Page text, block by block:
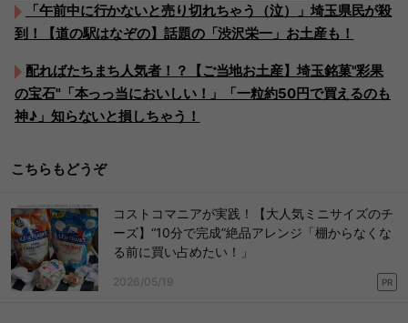
「午前中に行かないと売り切れちゃう（泣）」埼玉県民が殺
到！【道の駅はなぞの】話題の「渋沢栄一」お土産も！
配ればたちまち人気者！？【ご当地お土産】埼玉銘菓"彩果
の宝石"「本っっ当においしい！」「一粒約50円で買えるのも
神♪」知らないと損しちゃう！
こちらもどうぞ
コストコマニアが実践！【大人気ミニサイズのチ
ーズ】“10分で完成”絶品アレンジ「棚からなくな
る前に買い占めたい！」
2026/05/19 PR